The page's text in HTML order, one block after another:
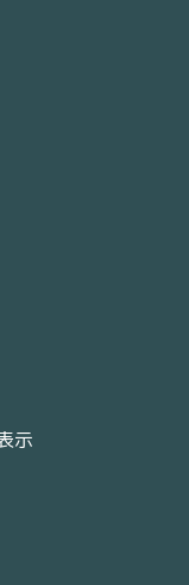
示